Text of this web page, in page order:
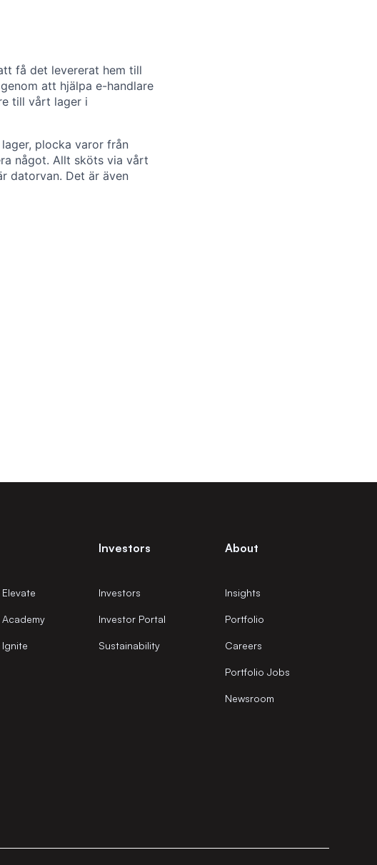
få det levererat hem till
att hjälpa e-handlare
till vårt lager i
plocka varor från
något. Allt sköts via vårt
datorvan. Det är även
Investors
Investors
Investor Portal
Sustainability
About
Insights
Portfolio
Careers
Portfolio Jobs
Newsroom